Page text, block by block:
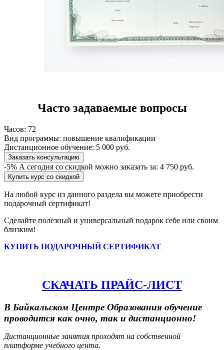
Часто задаваемые вопросы
Часов: 72
Вид программы: повышение квалификации
Дистанционное обучение: 5 000 руб.
Заказать консультацию
-5% А сегодня со скидкой можно заказать за: 4 750 руб.
Купить курс со скидкой
На любой курс из данного раздела вы можете приобрести
подарочный сертификат!
Сделайте полезный и универсальный подарок себе или своим
близким!
КУПИТЬ ПОДАРОЧНЫЙ СЕРТИФИКАТ
СКАЧАТЬ ПРАЙС-ЛИСТ
В Байкальском Центре Образования обучение
проводится как очно, так и дистанционно!
Дистанционные занятия проходят на собственной
платформе учебного цента.